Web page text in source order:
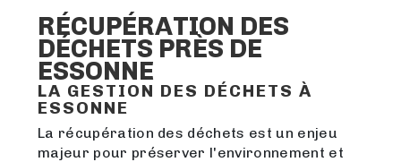
RÉCUPÉRATION DES
DÉCHETS PRÈS DE
ESSONNE
LA GESTION DES DÉCHETS À
ESSONNE
La récupération des déchets est un enjeu
majeur pour préserver l'environnement et